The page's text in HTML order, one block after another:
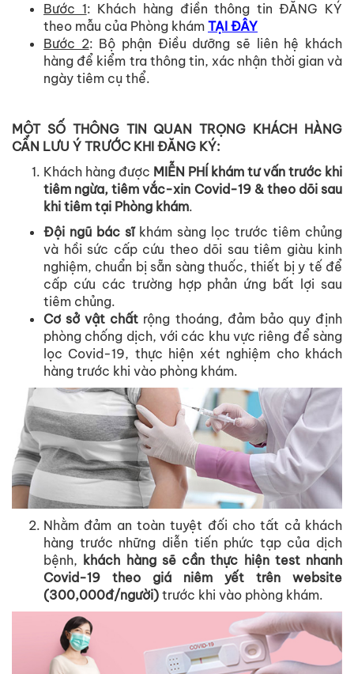
Bước 1: Khách hàng điền thông tin ĐĂNG KÝ
theo mẫu của Phòng khám TẠI ĐÂY
Bước 2: Bộ phận Điều dưỡng sẽ liên hệ khách
hàng để kiểm tra thông tin, xác nhận thời gian và
ngày tiêm cụ thể.
MỘT SỐ THÔNG TIN QUAN TRỌNG KHÁCH HÀNG
CẦN LƯU Ý TRƯỚC KHI ĐĂNG KÝ:
Khách hàng được MIỄN PHÍ khám tư vấn trước khi
tiêm ngừa, tiêm vắc-xin Covid-19 & theo dõi sau
khi tiêm tại Phòng khám.
Đội ngũ bác sĩ khám sàng lọc trước tiêm chủng
và hồi sức cấp cứu theo dõi sau tiêm giàu kinh
nghiệm, chuẩn bị sẵn sàng thuốc, thiết bị y tế để
cấp cứu các trường hợp phản ứng bất lợi sau
tiêm chủng.
Cơ sở vật chất rộng thoáng, đảm bảo quy định
phòng chống dịch, với các khu vực riêng để sàng
lọc Covid-19, thực hiện xét nghiệm cho khách
hàng trước khi vào phòng khám.
Nhằm đảm an toàn tuyệt đối cho tất cả khách
hàng trước những diễn tiến phức tạp của dịch
bệnh, khách hàng sẽ cần thực hiện test nhanh
Covid-19 theo giá niêm yết trên website
(300,000đ/người) trước khi vào phòng khám.